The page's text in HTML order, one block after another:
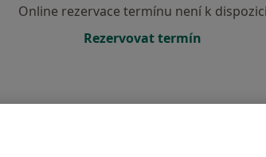
Online rezervace termínu není k dispozici
Rezervovat termín